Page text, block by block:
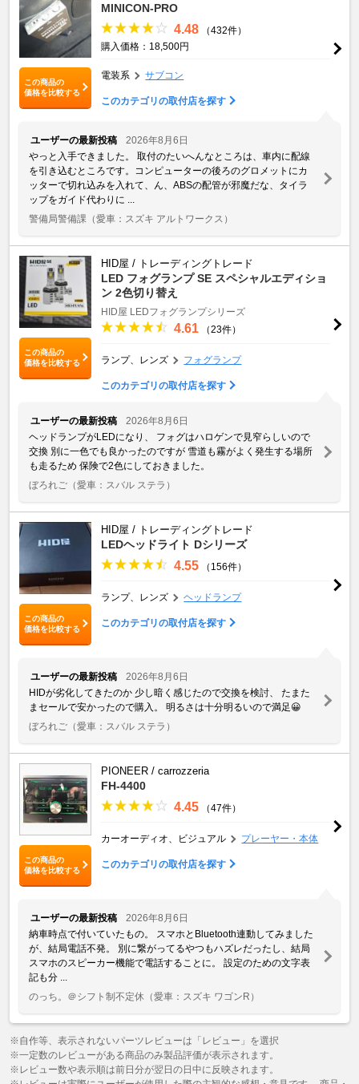
この商品の
価格を比較する
MINICON-PRO
4.48
（432件）
購入価格：18,500円
電装系 サブコン
このカテゴリの取付店を探す
ユーザーの最新投稿
2026年8月6日
やっと入手できました。 取付のたいへんなところは、車内に配線
を引き込むところです。コンピューターの後ろのグロメットにカ
ッターで切れ込みを入れて、ん、ABSの配管が邪魔だな、タイラ
ップをガイド代わりに ...
警備局警備課 （愛車：スズキ アルトワークス）
この商品の
価格を比較する
HID屋 / トレーディングトレード
LED フォグランプ SE スペシャルエディショ
ン 2色切り替え
HID屋 LEDフォグランプシリーズ
4.61 （23件）
ランプ、レンズ フォグランプ
このカテゴリの取付店を探す
ユーザーの最新投稿
2026年8月6日
ヘッドランプがLEDになり、 フォグはハロゲンで見窄らしいので
交換 別に一色でも良かったのですが 雪道も霧がよく発生する場所
も走るため 保険で2色にしておきました。
ぼろれご （愛車：スバル ステラ）
この商品の
価格を比較する
HID屋 / トレーディングトレード
LEDヘッドライト Dシリーズ
4.55 （156件）
ランプ、レンズ ヘッドランプ
このカテゴリの取付店を探す
ユーザーの最新投稿
2026年8月6日
HIDが劣化してきたのか 少し暗く感じたので交換を検討、 たまた
まセールで安かったので購入。 明るさは十分明るいので満足😀
ぼろれご （愛車：スバル ステラ）
この商品の
価格を比較する
PIONEER / carrozzeria
FH-4400
4.45 （47件）
カーオーディオ、ビジュアル プレーヤー・本体
このカテゴリの取付店を探す
ユーザーの最新投稿
2026年8月6日
納車時点で付いていたもの。 スマホとBluetooth連動してみました
が、結局電話不発。 別に繋がってるやつもハズレだったし、結局
スマホのスピーカー機能で電話することに。 設定のための文字表
記も分 ...
のっち。＠シフト制不定休 （愛車：スズキ ワゴンR）
※自作等、表示されないパーツレビューは「レビュー」を選択
※一定数のレビューがある商品のみ製品評価が表示されます。
※レビュー数や表示順は前日分が翌日の日中に反映されます。